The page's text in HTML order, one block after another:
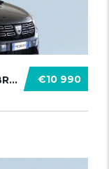
€10 990
DACIA DOKKER STEPWAY 1.5 DCI BRAVE ........